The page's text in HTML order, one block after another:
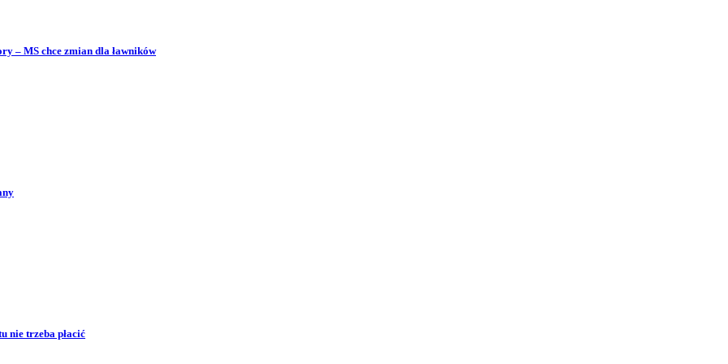
– MS chce zmian dla ławników
nie trzeba płacić